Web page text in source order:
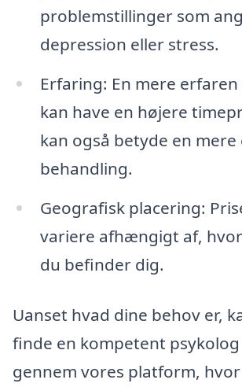
problemstillinger som
depression eller stress.
Erfaring: En mere
kan have en højere
kan også betyde en
behandling.
Geografisk placering:
variere afhængigt af,
du befinder dig.
Uanset hvad dine behov er,
finde en kompetent
gennem vores platform,